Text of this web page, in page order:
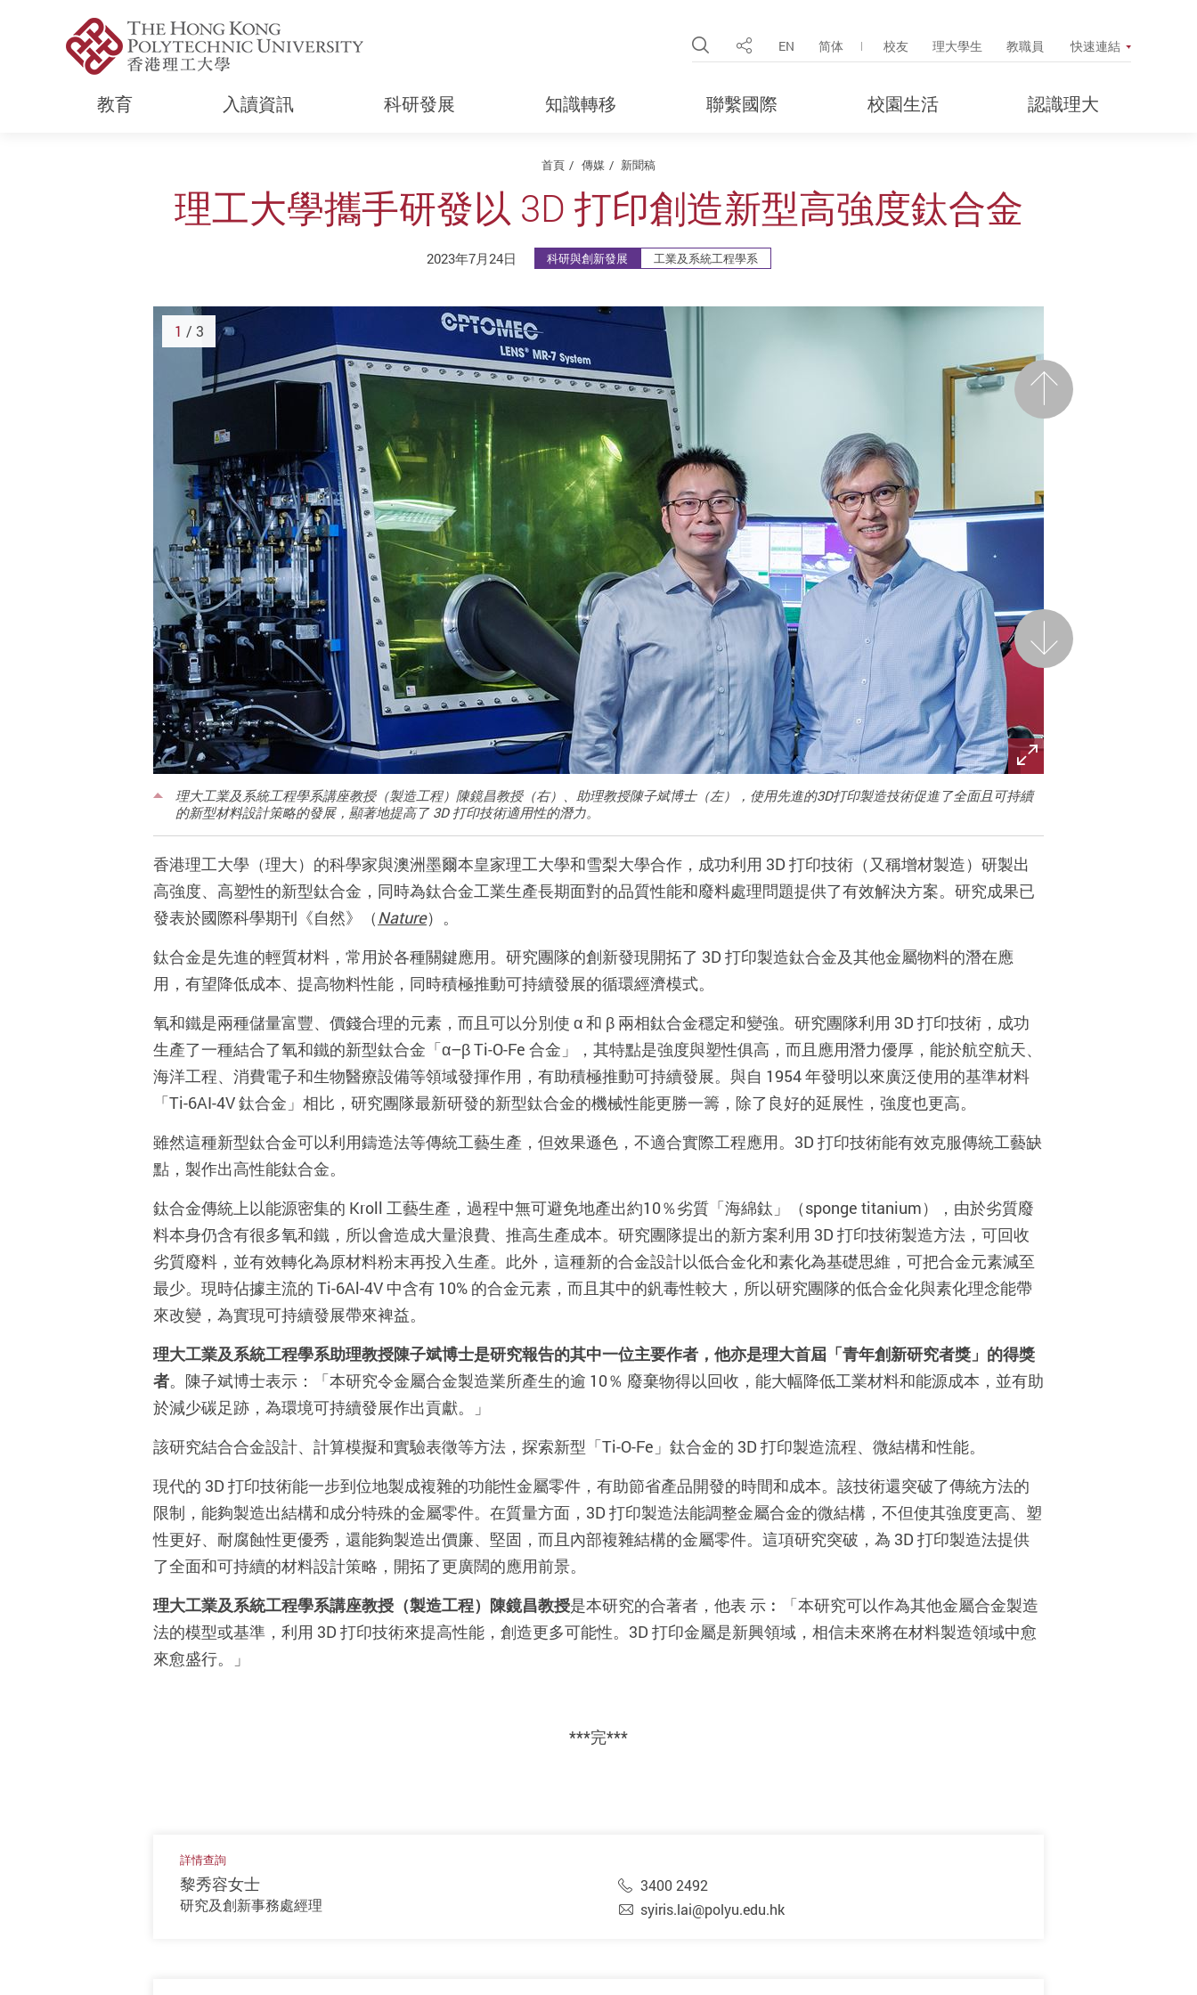
Open Site Search Popup
分享 EN 简体 校友 理大學生 教職員 快速連結
教育 入讀資訊 科研發展 知識轉移 聯繫國際 校園生活 認識理大
首頁 傳媒 新聞稿
理工大學攜手研發以 3D 打印創造新型高強度鈦合金
2023年7月24日 科研與創新發展 工業及系統工程學系
前一頁
理大工業及系統工程學系講座教授（製造工程）陳鏡昌教授（右）、助理教授陳子斌博士（左），使用先進的3D打印製造技術促進了全面且可持續
的新型材料設計策略的發展，顯著地提高了 3D 打印技術適用性的潛力。
後一頁
1 / 3
香港理工大學（理大）的科學家與澳洲墨爾本皇家理工大學和雪梨大學合作，成功利用 3D 打印技術（又稱增材製造）研製出
高強度、高塑性的新型鈦合金，同時為鈦合金工業生產長期面對的品質性能和廢料處理問題提供了有效解決方案。研究成果已
發表於國際科學期刊《自然》（Nature）。
鈦合金是先進的輕質材料，常用於各種關鍵應用。研究團隊的創新發現開拓了 3D 打印製造鈦合金及其他金屬物料的潛在應
用，有望降低成本、提高物料性能，同時積極推動可持續發展的循環經濟模式。
氧和鐵是兩種儲量富豐、價錢合理的元素，而且可以分別使 α 和 β 兩相鈦合金穩定和變強。研究團隊利用 3D 打印技術，成功
生產了一種結合了氧和鐵的新型鈦合金「α–β Ti-O-Fe 合金」，其特點是強度與塑性俱高，而且應用潛力優厚，能於航空航天、
海洋工程、消費電子和生物醫療設備等領域發揮作用，有助積極推動可持續發展。與自 1954 年發明以來廣泛使用的基準材料
「Ti-6AI-4V 鈦合金」相比，研究團隊最新研發的新型鈦合金的機械性能更勝一籌，除了良好的延展性，強度也更高。
雖然這種新型鈦合金可以利用鑄造法等傳統工藝生產，但效果遜色，不適合實際工程應用。3D 打印技術能有效克服傳統工藝缺
點，製作出高性能鈦合金。
鈦合金傳統上以能源密集的 Kroll 工藝生產，過程中無可避免地產出約10％劣質「海綿鈦」（sponge titanium），由於劣質廢
料本身仍含有很多氧和鐵，所以會造成大量浪費、推高生產成本。研究團隊提出的新方案利用 3D 打印技術製造方法，可回收
劣質廢料，並有效轉化為原材料粉末再投入生產。此外，這種新的合金設計以低合金化和素化為基礎思維，可把合金元素減至
最少。現時佔據主流的 Ti-6Al-4V 中含有 10% 的合金元素，而且其中的釩毒性較大，所以研究團隊的低合金化與素化理念能帶
來改變，為實現可持續發展帶來裨益。
理大工業及系統工程學系助理教授陳子斌博士是研究報告的其中一位主要作者，他亦是理大首屆「青年創新研究者獎」的得獎
者。陳子斌博士表示：「本研究令金屬合金製造業所產生的逾 10％ 廢棄物得以回收，能大幅降低工業材料和能源成本，並有助
於減少碳足跡，為環境可持續發展作出貢獻。」
該研究結合合金設計、計算模擬和實驗表徵等方法，探索新型「Ti-O-Fe」鈦合金的 3D 打印製造流程、微結構和性能。
現代的 3D 打印技術能一步到位地製成複雜的功能性金屬零件，有助節省產品開發的時間和成本。該技術還突破了傳統方法的
限制，能夠製造出結構和成分特殊的金屬零件。在質量方面，3D 打印製造法能調整金屬合金的微結構，不但使其強度更高、塑
性更好、耐腐蝕性更優秀，還能夠製造出價廉、堅固，而且內部複雜結構的金屬零件。這項研究突破，為 3D 打印製造法提供
了全面和可持續的材料設計策略，開拓了更廣闊的應用前景。
理大工業及系統工程學系講座教授（製造工程）陳鏡昌教授是本研究的合著者，他表 示︰「本研究可以作為其他金屬合金製造
法的模型或基準，利用 3D 打印技術來提高性能，創造更多可能性。3D 打印金屬是新興領域，相信未來將在材料製造領域中愈
來愈盛行。」
***完***
詳情查詢
黎秀容女士
研究及創新事務處經理
3400 2492
syiris.lai@polyu.edu.hk